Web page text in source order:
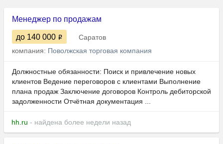
Менеджер по продажам
до 140 000
Саратов
компания: Поволжская торговая компания
Должностные обязанности: Поиск и привлечение новых
клиентов Ведение переговоров с клиентами Выполнение
плана продаж Заключение договоров Контроль дебиторской
задолженности Отчётная документация ...
hh.ru - найдена более недели назад